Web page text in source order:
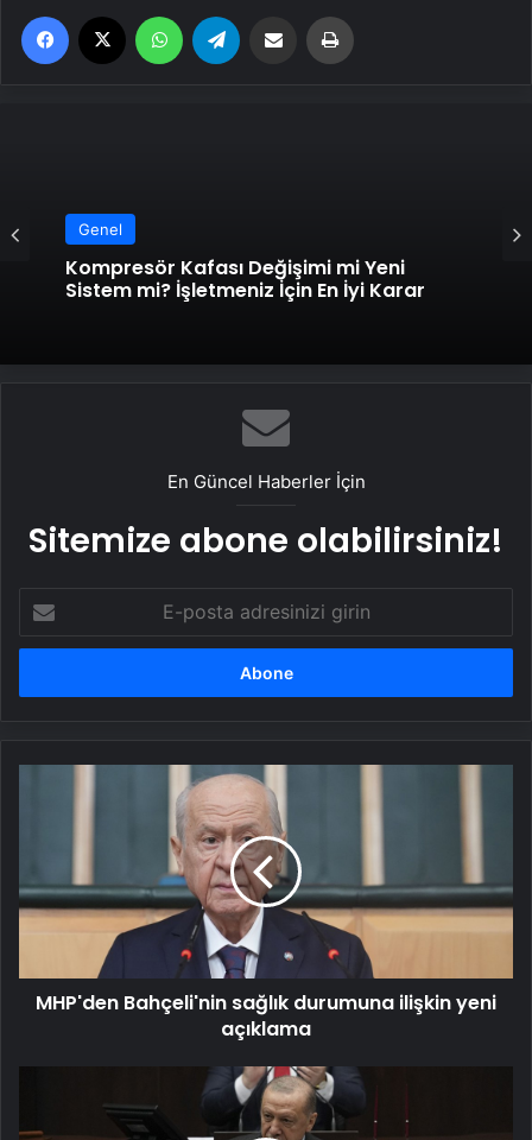
Facebook WhatsApp Email'den paylaş
Genel
Kompresör Kafası Değişimi mi Yeni
Sistem mi? İşletmeniz İçin En İyi Karar
Genel
Datahost İle Güvenilir Sunucu Hizmetleri
En Güncel Haberler İçin
Sitemize abone olabilirsiniz!
posta
adresinizi
yeni
MHP'den Bahçeli'nin sağlık durumuna ilişkin yeni
açıklama
TÜSİAD'ın